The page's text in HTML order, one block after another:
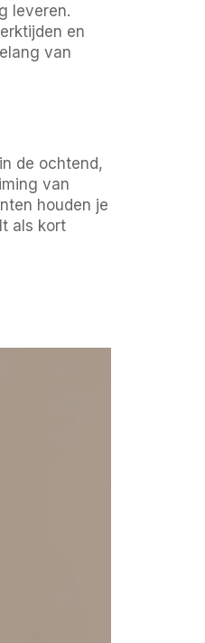
leveren.
en
van
de ochtend,
van
houden je
als kort